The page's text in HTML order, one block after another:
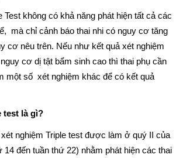
Test không có khả năng phát hiện tất cả các
mà chỉ cảnh báo thai nhi có nguy cơ tăng
cơ nêu trên. Nếu như kết quả xét nghiệm
cơ dị tật bẩm sinh cao thì thai phụ cần
một số xét nghiệm khác để có kết quả
test là gì?
nghiệm Triple test được làm ở quý II của
14 đến tuần thứ 22) nhằm phát hiện các thai